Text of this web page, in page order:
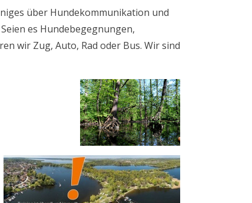
über Hundekommunikation und
es Hundebegegnungen,
wir Zug, Auto, Rad oder Bus. Wir sind